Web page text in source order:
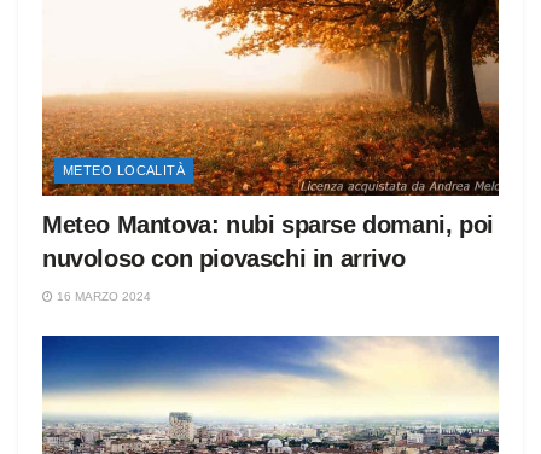
METEO LOCALITÀ
Meteo Mantova: nubi sparse domani, poi
nuvoloso con piovaschi in arrivo
16 MARZO 2024